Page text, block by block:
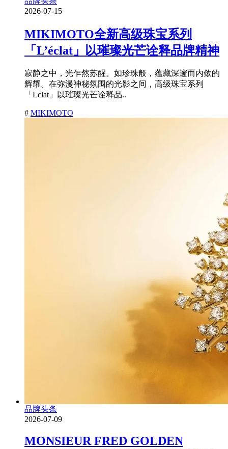
2026-07-15
MIKIMOTO全新高级珠宝系列
「L’éclat」以璀璨光芒诠释品牌精神
寂静之中，光乍然苏醒。如珍珠般，蕴藏深邃而内敛的
辉耀。在弥漫神秘氛围的光影之间，高级珠宝系列
「Lclat」以璀璨光芒诠释品..
# MIKIMOTO
品牌头条
2026-07-09
MONSIEUR FRED GOLDEN